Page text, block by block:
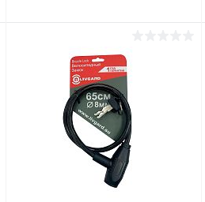
В корзину
Купить в 1 клик
В избранное В наличии